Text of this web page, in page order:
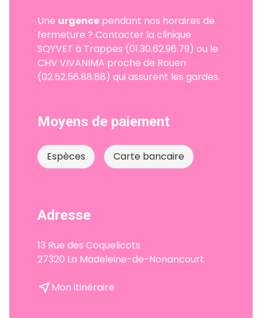
Une urgence pendant nos horaires de
fermeture ? Contacter la clinique
SQYVET à Trappes (01.30.62.96.79) ou le
CHV VIVANIMA proche de Rouen
(02.52.56.88.88) qui assurent les gardes.
Moyens de paiement
Espèces Carte bancaire
Adresse
13 Rue des Coquelicots
27320 La Madeleine-de-Nonancourt
near_meMon itinéraire